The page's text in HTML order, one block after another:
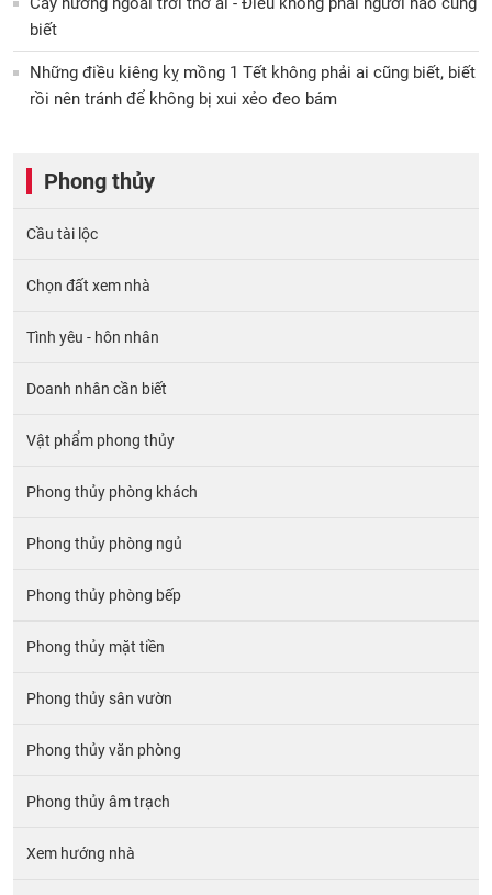
biết
Những điều kiêng kỵ mồng 1 Tết không phải ai cũng biết, biết
rồi nên tránh để không bị xui xẻo đeo bám
Phong thủy
Cầu tài lộc
Chọn đất xem nhà
Tình yêu - hôn nhân
Doanh nhân cần biết
Vật phẩm phong thủy
Phong thủy phòng khách
Phong thủy phòng ngủ
Phong thủy phòng bếp
Phong thủy mặt tiền
Phong thủy sân vườn
Phong thủy văn phòng
Phong thủy âm trạch
Xem hướng nhà